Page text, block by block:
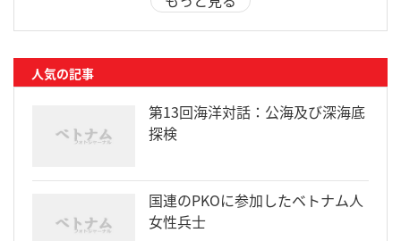
人気の記事
第13回海洋対話：公海及び深海底
探検
国連のPKOに参加したベトナム人
女性兵士